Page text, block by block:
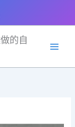
的自